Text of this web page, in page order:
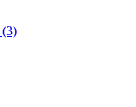
(3)